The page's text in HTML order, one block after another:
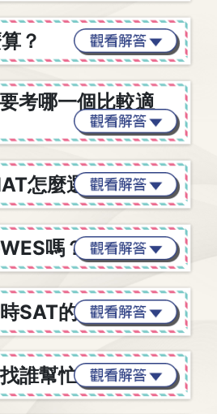
？
考哪一個比較適
怎麼選？
嗎？
SAT的必要性？
誰幫忙寫？